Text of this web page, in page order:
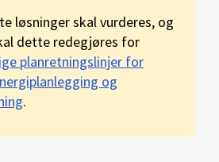
løsninger skal vurderes, og
dette redegjøres for
planretningslinjer for
og
.